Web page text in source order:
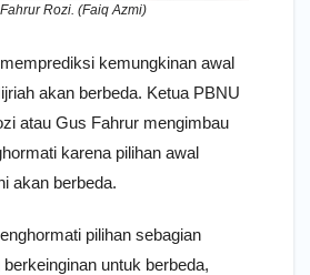
Rozi. (Faiq Azmi)
kemungkinan awal
akan berbeda. Ketua PBNU
atau Gus Fahrur mengimbau
karena pilihan awal
akan berbeda.
pilihan sebagian
untuk berbeda,